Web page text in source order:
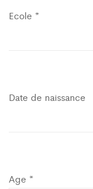
Ecole *
Date de naissance
Age *